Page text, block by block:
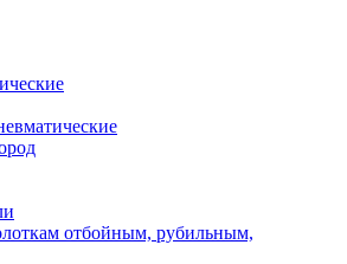
отбойным, рубильным,